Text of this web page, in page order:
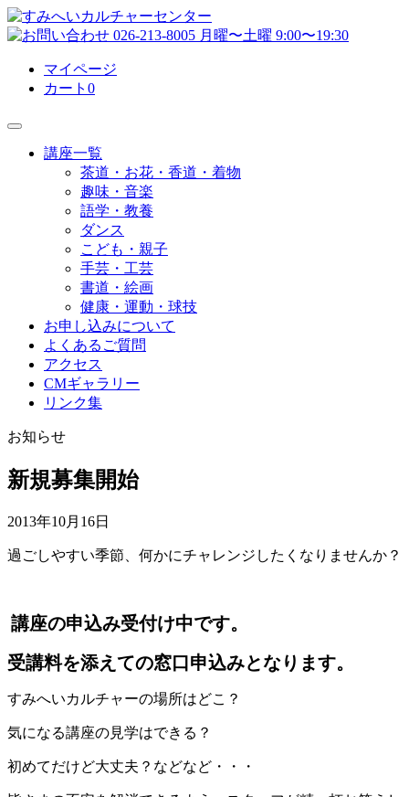
マイページ
カート 0
講座一覧
茶道・お花・香道・着物
趣味・音楽
語学・教養
ダンス
こども・親子
手芸・工芸
書道・絵画
健康・運動・球技
お申し込みについて
よくあるご質問
アクセス
CMギャラリー
リンク集
お知らせ
新規募集開始
2013年10月16日
過ごしやすい季節、何かにチャレンジしたくなりませんか？
講座の申込み受付け中です。
受講料を添えての窓口申込みとなります。
すみへいカルチャーの場所はどこ？
気になる講座の見学はできる？
初めてだけど大丈夫？などなど・・・